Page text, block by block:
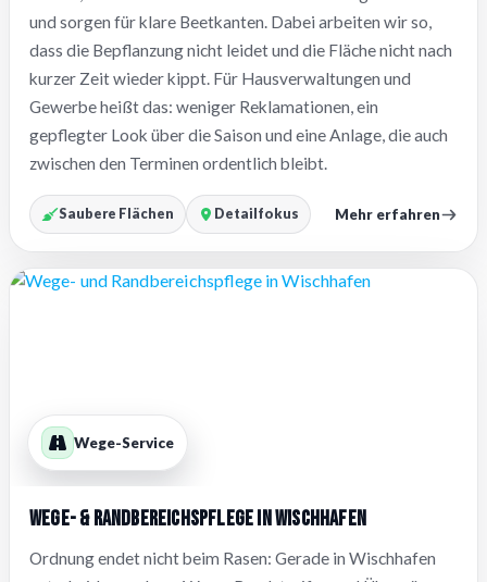
und sorgen für klare Beetkanten. Dabei arbeiten wir so,
dass die Bepflanzung nicht leidet und die Fläche nicht nach
kurzer Zeit wieder kippt. Für Hausverwaltungen und
Gewerbe heißt das: weniger Reklamationen, ein
gepflegter Look über die Saison und eine Anlage, die auch
zwischen den Terminen ordentlich bleibt.
Saubere Flächen Detailfokus Mehr erfahren
Wege-Service
Wege- & Randbereichspflege in Wischhafen
Ordnung endet nicht beim Rasen: Gerade in Wischhafen